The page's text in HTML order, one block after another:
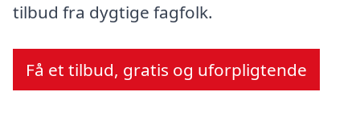
tilbud fra dygtige fagfolk.
Få et tilbud, gratis og uforpligtende